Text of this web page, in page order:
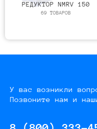
РЕДУКТОР NMRV 150
69 ТОВАРОВ
У вас возникли
Позвоните нам и